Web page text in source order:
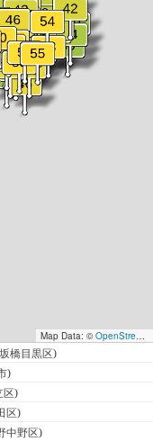
Map Data: © OpenStreetMap contributors
橋目黒区)
)
区)
区)
中野区)